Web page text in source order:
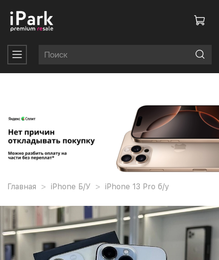
Главная iPhone Б/У iPhone 13 Pro б/у